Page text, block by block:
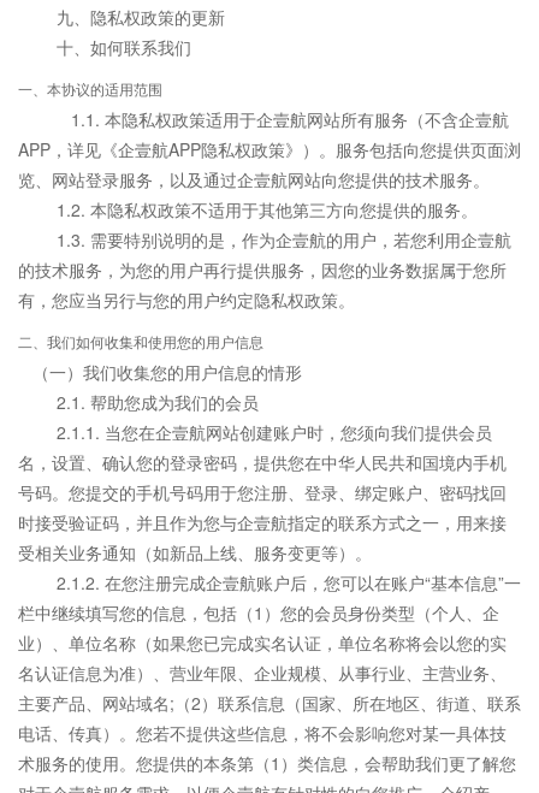
九、隐私权政策的更新
十、如何联系我们
一、本协议的适用范围
1.1. 本隐私权政策适用于企壹航网站所有服务（不含企壹航
APP，详见 《企壹航APP隐私权政策》 ）。服务包括向您提供页面浏
览、网站登录服务，以及通过企壹航网站向您提供的技术服务。
1.2. 本隐私权政策不适用于其他第三方向您提供的服务。
1.3. 需要特别说明的是，作为企壹航的用户，若您利用企壹航
的技术服务，为您的用户再行提供服务，因您的业务数据属于您所
有，您应当另行与您的用户约定隐私权政策。
二、我们如何收集和使用您的用户信息
（一）我们收集您的用户信息的情形
2.1. 帮助您成为我们的会员
2.1.1. 当您在企壹航网站创建账户时，您须向我们提供会员
名，设置、确认您的登录密码，提供您在中华人民共和国境内手机
号码。您提交的手机号码用于您注册、登录、绑定账户、密码找回
时接受验证码，并且作为您与企壹航指定的联系方式之一，用来接
受相关业务通知（如新品上线、服务变更等）。
2.1.2. 在您注册完成企壹航账户后，您可以在账户“基本信息”一
栏中继续填写您的信息，包括（1）您的会员身份类型（个人、企
业）、单位名称（如果您已完成实名认证，单位名称将会以您的实
名认证信息为准）、营业年限、企业规模、从事行业、主营业务、
主要产品、网站域名;（2）联系信息（国家、所在地区、街道、联系
电话、传真）。您若不提供这些信息，将不会影响您对某一具体技
术服务的使用。您提供的本条第（1）类信息，会帮助我们更了解您